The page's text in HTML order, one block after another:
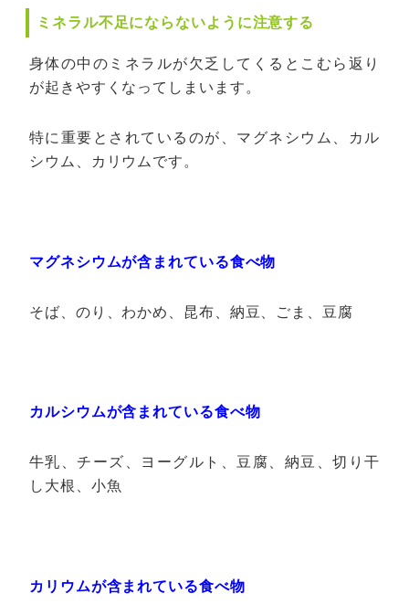
ミネラル不足にならないように注意する
身体の中のミネラルが欠乏してくるとこむら返り
が起きやすくなってしまいます。
特に重要とされているのが、マグネシウム、カル
シウム、カリウムです。
マグネシウムが含まれている食べ物
そば、のり、わかめ、昆布、納豆、ごま、豆腐
カルシウムが含まれている食べ物
牛乳、チーズ、ヨーグルト、豆腐、納豆、切り干
し大根、小魚
カリウムが含まれている食べ物